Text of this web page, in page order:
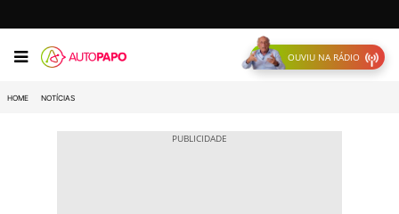
OUVIU NA RÁDIO
HOME NOTÍCIAS